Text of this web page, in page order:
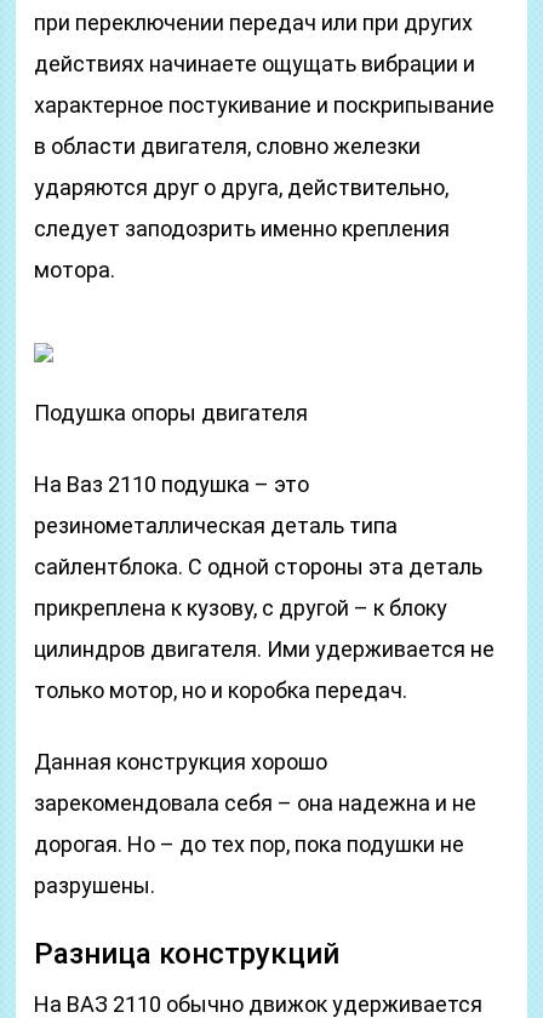
при переключении передач или при других
действиях начинаете ощущать вибрации и
характерное постукивание и поскрипывание
в области двигателя, словно железки
ударяются друг о друга, действительно,
следует заподозрить именно крепления
мотора.
Подушка опоры двигателя
На Ваз 2110 подушка – это
резинометаллическая деталь типа
сайлентблока. С одной стороны эта деталь
прикреплена к кузову, с другой – к блоку
цилиндров двигателя. Ими удерживается не
только мотор, но и коробка передач.
Данная конструкция хорошо
зарекомендовала себя – она надежна и не
дорогая. Но – до тех пор, пока подушки не
разрушены.
Разница конструкций
На ВАЗ 2110 обычно движок удерживается